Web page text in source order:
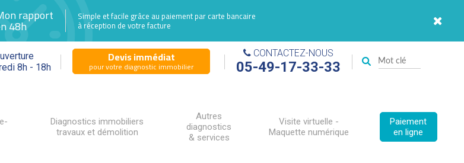
rapport
48h
Simple et facile grâce au paiement par carte bancaire
à réception de votre facture
8h - 18h
Devis immédiat
pour votre diagnostic immobilier
CONTACTEZ-NOUS
05-49-17-33-33
Diagnostics immobiliers
travaux et démolition
Autres
diagnostics
& services
Visite virtuelle -
Maquette numérique
Paiement
en ligne